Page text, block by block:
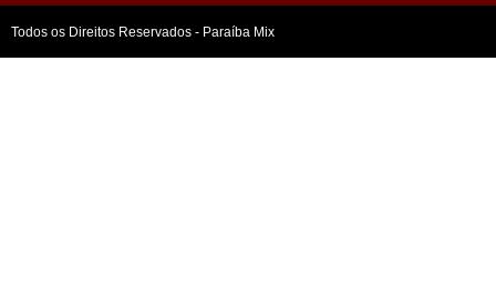
Todos os Direitos Reservados - Paraíba Mix